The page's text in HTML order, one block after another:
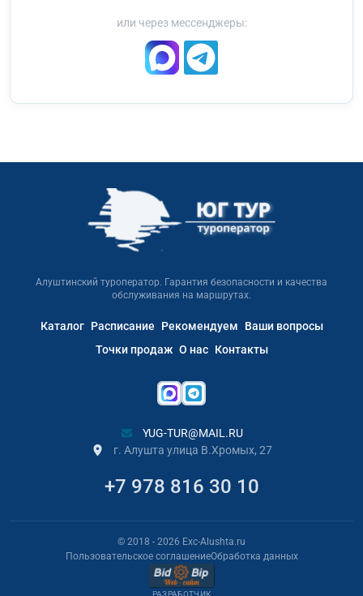
или через мессенджеры:
Алуштинский туроператор. Гарантия безопасности и качества
обслуживания на маршрутах.
Каталог Расписание Рекомендуем
Ваши вопросы
Точки продаж О нас Контакты
YUG-TUR@MAIL.RU
г. Алушта улица В.Хромых, 27
+7 978 816 30 10
© 2018 - 2026 Exc-Alushta.ru
Пользовательское соглашениеОбработка данных